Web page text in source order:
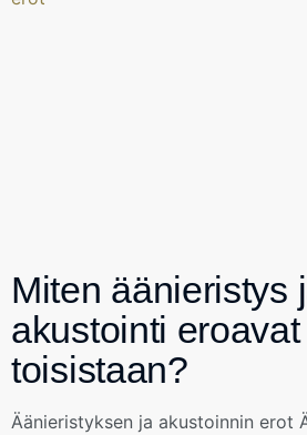
Miten äänieristys
akustointi eroavat
toisistaan?
Äänieristyksen ja akustoinnin erot